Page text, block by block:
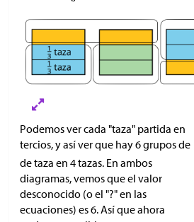
Podemos ver cada "taza" partida en
tercios, y así ver que hay 6 grupos de
de taza en 4 tazas. En ambos
diagramas, vemos que el valor
desconocido (o el "?" en las
ecuaciones) es 6. Así que ahora